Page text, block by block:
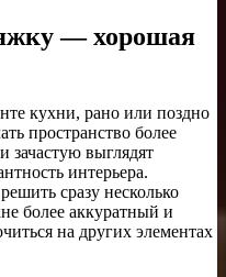
— хорошая
кухни, рано или поздно
пространство более
выглядят
интерьера.
сразу несколько
более аккуратный и
на других элементах